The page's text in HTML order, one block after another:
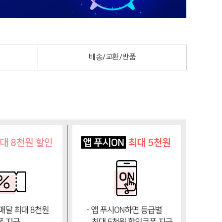
배송/교환/반품